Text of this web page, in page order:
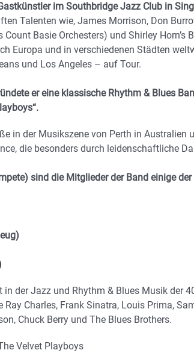
im Southbridge Jazz Club in
Talenten wie, James Morrison, Don
Basie Orchesters) und Shirley Horn’s
Europa und in verschiedenen Städten
und Los Angeles – auf Tour.
er eine klassische Rhythm & Blues
in der Musikszene von Perth in Australien
die besonders durch leidenschaftliche
sind die Mitglieder der Band einige
in der Jazz und Rhythm & Blues Musik der
Ray Charles, Frank Sinatra, Louis Prima,
Chuck Berry und The Blues Brothers.
Velvet Playboys